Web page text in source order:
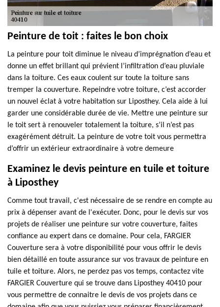
Peinture de toit : faites le bon choix
La peinture pour toit diminue le niveau d’imprégnation d’eau et
donne un effet brillant qui prévient l’infiltration d’eau pluviale
dans la toiture. Ces eaux coulent sur toute la toiture sans
tremper la couverture. Repeindre votre toiture, c’est accorder
un nouvel éclat à votre habitation sur Liposthey. Cela aide à lui
garder une considérable durée de vie. Mettre une peinture sur
le toit sert à renouveler totalement la toiture, s’il n’est pas
exagérément détruit. La peinture de votre toit vous permettra
d’offrir un extérieur extraordinaire à votre demeure
Examinez le devis peinture en tuile et toiture
à Liposthey
Comme tout travail, c'est nécessaire de se rendre en compte au
prix à dépenser avant de l'exécuter. Donc, pour le devis sur vos
projets de réaliser une peinture sur votre couverture, faites
confiance au expert dans ce domaine. Pour cela, FARGIER
Couverture sera à votre disponibilité pour vous offrir le devis
bien détaillé en toute assurance sur vos travaux de peinture en
tuile et toiture. Alors, ne perdez pas vos temps, contactez vite
FARGIER Couverture qui se trouve dans Liposthey 40410 pour
vous permettre de connaitre le devis de vos projets dans ce